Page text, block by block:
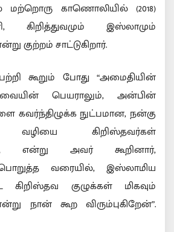
காணொலியில் (2018)
கிறித்துவமும் இஸ்லாமும்
குற்றம் சாட்டுகிறார்.
கூறும் போது “அமைதியின்
பெயராலும், அன்பின்
கவர்ந்திழுக்க நுட்பமான, நன்கு
வழியை கிறிஸ்தவர்கள்
என்று அவர் கூறினார்,
வரையில், இஸ்லாமிய
கிறிஸ்தவ குழுக்கள் மிகவும்
நான் கூற விரும்புகிறேன்”.